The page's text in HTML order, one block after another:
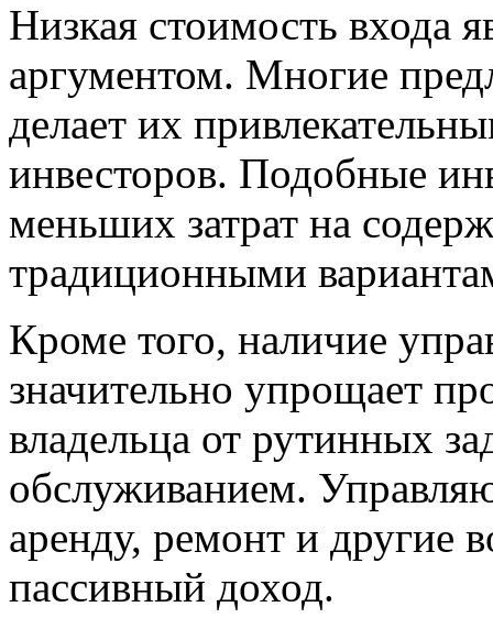
Низкая стоимость входа
аргументом. Многие
делает их
инвесторов. Подобные
меньших затрат на
традиционными
Кроме того, наличие
значительно упрощает
владельца от рутинных
обслуживанием.
аренду, ремонт и другие
пассивный доход.